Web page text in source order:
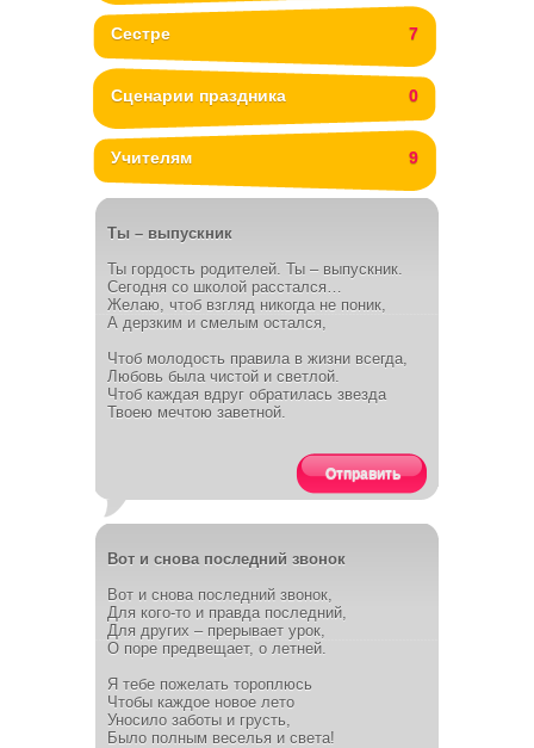
Сестре 7
Сценарии праздника 0
Учителям 9
Ты – выпускник
Ты гордость родителей. Ты – выпускник.
Сегодня со школой расстался…
Желаю, чтоб взгляд никогда не поник,
А дерзким и смелым остался,
Чтоб молодость правила в жизни всегда,
Любовь была чистой и светлой.
Чтоб каждая вдруг обратилась звезда
Твоею мечтою заветной.
Отправить
Вот и снова последний звонок
Вот и снова последний звонок,
Для кого-то и правда последний,
Для других – прерывает урок,
О поре предвещает, о летней.
Я тебе пожелать тороплюсь
Чтобы каждое новое лето
Уносило заботы и грусть,
Было полным веселья и света!